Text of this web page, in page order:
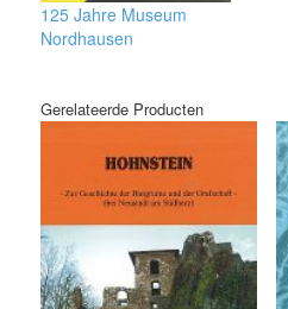
125 Jahre Museum
Nordhausen
Gerelateerde Producten